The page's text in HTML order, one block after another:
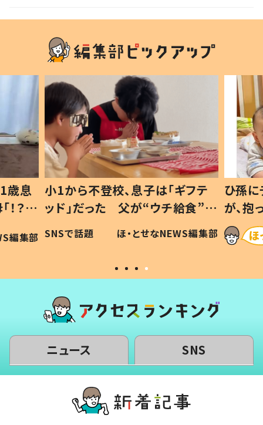
は「ギフテ
ウチ給食”を
なNEWS編集部
ひ孫にデレデレな80歳じいじ
が、抱っこすると…ひ孫の反応に
「涙が出ました」「可愛くて仕方な
い」
ほ・とせなNEWS編集部
ニュース SNS